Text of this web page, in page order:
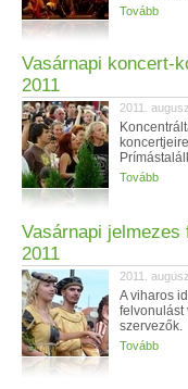
Tovább
Vasárnapi koncert-
2011
2011.
Tovább
Vasárnapi
2011
2011.
A viharos
felvonulást
szervezők.
Tovább